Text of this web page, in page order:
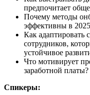
предпочитает
Почему методы
эффективны в
Как адаптировать
сотрудников,
устойчивое
Что мотивирует
заработной платы?
Спикеры: